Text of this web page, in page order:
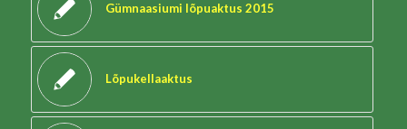
Gümnaasiumi lõpuaktus 2015
Lõpukellaaktus